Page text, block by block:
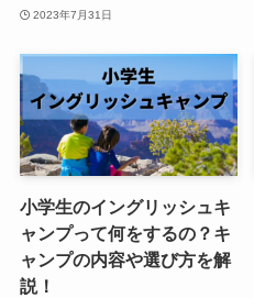
2023年7月31日
小学生のイングリッシュキ
ャンプって何をするの？キ
ャンプの内容や選び方を解
説！